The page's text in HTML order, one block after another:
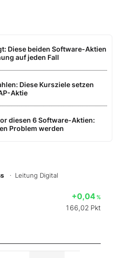
Diese beiden Software-Aktien
auf jeden Fall
Diese Kursziele setzen
Aktie
diesen 6 Software-Aktien:
Problem werden
· Leitung Digital
+0,04 %
166,02 Pkt